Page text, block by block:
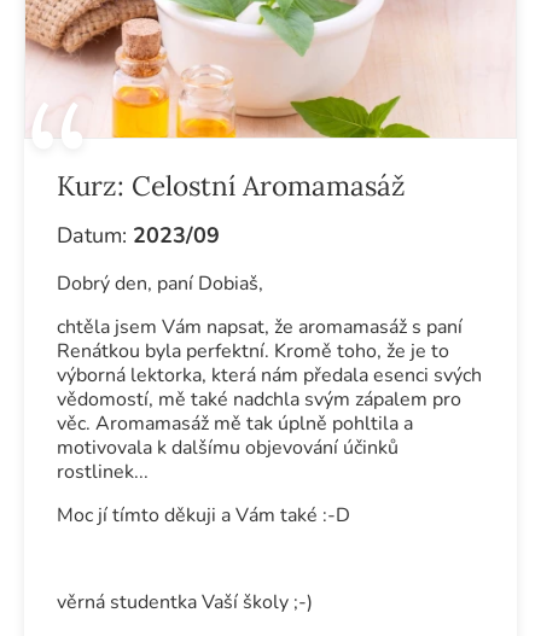
Kurz: Celostní Aromamasáž
Datum: 2023/09
Dobrý den, paní Dobiaš,
chtěla jsem Vám napsat, že aromamasáž s paní
Renátkou byla perfektní. Kromě toho, že je to
výborná lektorka, která nám předala esenci svých
vědomostí, mě také nadchla svým zápalem pro
věc. Aromamasáž mě tak úplně pohltila a
motivovala k dalšímu objevování účinků
rostlinek...
Moc jí tímto děkuji a Vám také :-D
věrná studentka Vaší školy ;-)